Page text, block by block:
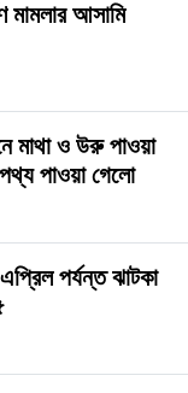
মামলার আসামি
মাথা ও উরু পাওয়া
পাওয়া গেলো
পর্যন্ত ঝাটকা